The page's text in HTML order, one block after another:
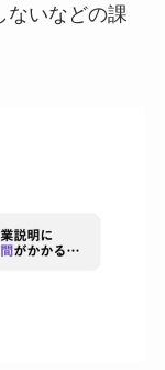
ないなどの課